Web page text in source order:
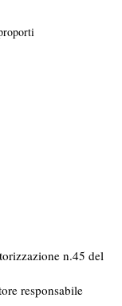
n.45 del
responsabile